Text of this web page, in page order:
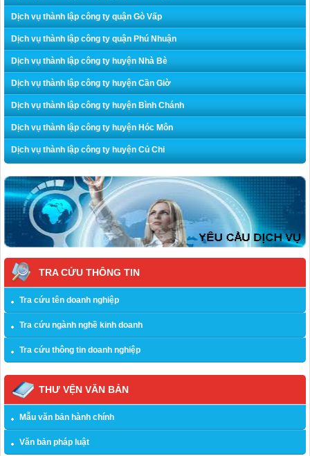
Dịch vụ thành lập công ty quận Gò Vấp
Dịch vụ thành lập công ty quận Phú Nhuận
Dịch vụ thành lập công ty huyện Nhà Bè
Dịch vụ thành lập công ty huyện Cần Giờ
Dịch vụ thành lập công ty huyện Bình Chánh
Dịch vụ thành lập công ty huyện Hóc Môn
Dịch vụ thành lập công ty huyện Củ Chi
TRA CỨU THÔNG TIN
Tra cứu tên doanh nghiệp
Tra cứu ngành nghề kinh doanh
Tra cứu thông tin doanh nghiệp
THƯ VỆN VĂN BẢN
Mẫu văn bản hành chính
Văn bản pháp luật